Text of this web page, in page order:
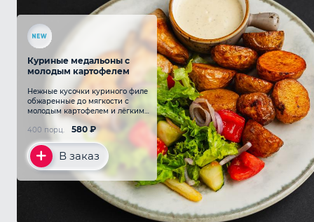
Куриные медальоны с
молодым картофелем
Нежные кусочки куриного филе
обжаренные до мягкости с
молодым картофелем и лёгким
580₽
400 порц.
В заказ